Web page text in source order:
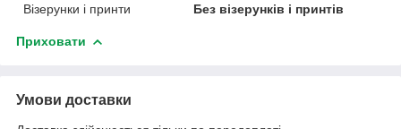
Візерунки і принти
Без візерунків і принтів
Приховати
Умови доставки